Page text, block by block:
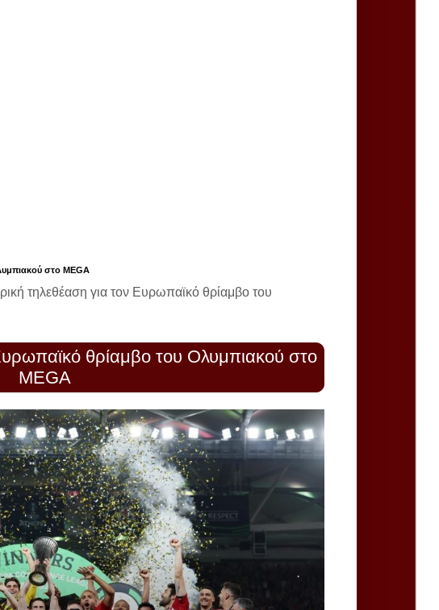
στο MEGA
τηλεθέαση για τον Ευρωπαϊκό θρίαμβο του
θρίαμβο του Ολυμπιακού στο
MEGA